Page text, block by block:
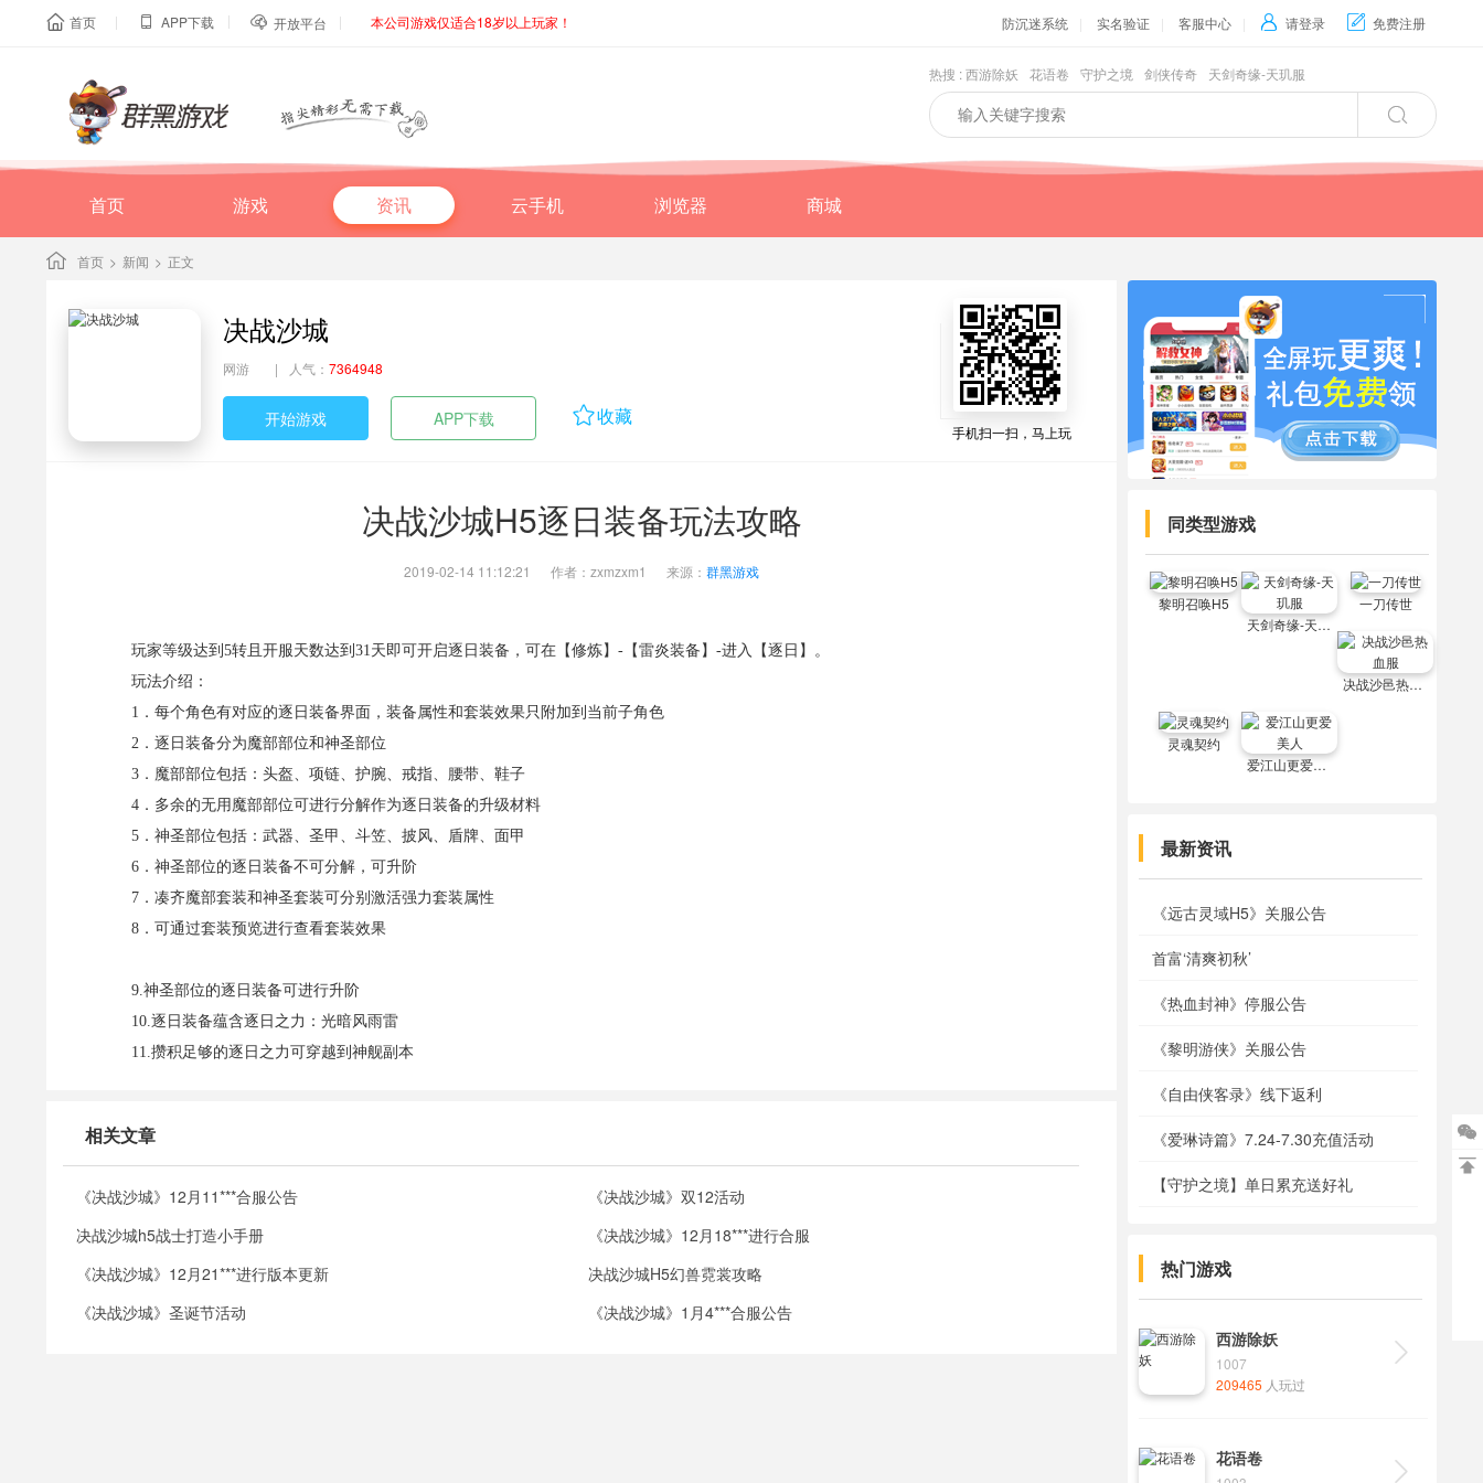
 首页 |  APP下载 |  开放平台 | 本公司游戏仅适合18岁以上玩家！ 防沉迷系统 实名验证 客服中心  请登录  免费注册
热搜 :西游除妖 花语卷 守护之境 剑侠传奇 天剑奇缘-天玑服

首页 游戏 资讯 云手机 浏览器 商城
首页 > 新闻 > 正文


决战沙城
网游 | 人气： 7364948
开始游戏 APP下载 收藏
手机扫一扫，马上玩
决战沙城H5逐日装备玩法攻略
2019-02-14 11:12:21 作者：zxmzxm1 来源： 群黑游戏
玩家等级达到5转且开服天数达到31天即可开启逐日装备，可在【修炼】-【雷炎装备】-进入【逐日】。
玩法介绍：
1．每个角色有对应的逐日装备界面，装备属性和套装效果只附加到当前子角色
2．逐日装备分为魔部部位和神圣部位
3．魔部部位包括：头盔、项链、护腕、戒指、腰带、鞋子
4．多余的无用魔部部位可进行分解作为逐日装备的升级材料
5．神圣部位包括：武器、圣甲、斗笠、披风、盾牌、面甲
6．神圣部位的逐日装备不可分解，可升阶
7．凑齐魔部套装和神圣套装可分别激活强力套装属性
8．可通过套装预览进行查看套装效果
9.神圣部位的逐日装备可进行升阶
10.逐日装备蕴含逐日之力：光暗风雨雷
11.攒积足够的逐日之力可穿越到神舰副本
相关文章
《决战沙城》12月11***合服公告
《决战沙城》双12活动
决战沙城h5战士打造小手册
《决战沙城》12月18***进行合服
《决战沙城》12月21***进行版本更新
决战沙城H5幻兽霓裳攻略
《决战沙城》圣诞节活动
《决战沙城》1月4***合服公告
同类型游戏
黎明召唤H5
天剑奇缘-天玑服
一刀传世
决战沙邑热血服
灵魂契约
爱江山更爱美人
最新资讯
《远古灵域H5》关服公告
首富‘清爽初秋’
《热血封神》停服公告
《黎明游侠》关服公告
《自由侠客录》线下返利
《爱琳诗篇》7.24-7.30充值活动
【守护之境】单日累充送好礼
热门游戏

西游除妖
1007
209465 人玩过

花语卷